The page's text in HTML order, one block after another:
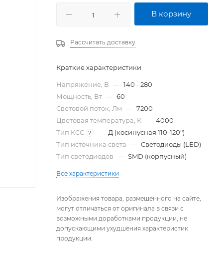
В корзину
Рассчитать доставку
Краткие характеристики
Напряжение, В — 140 - 280
Мощность, Вт — 60
Световой поток, Лм — 7200
Цветовая температура, К — 4000
Тип КСС ? — Д (косинусная 110-120°)
Тип источника света — Светодиоды (LED)
Тип светодиодов — SMD (корпусный)
Все характеристики
Изображения товара, размещенного на сайте,
могут отличаться от оригинала в связи с
возможными доработками продукции, не
допускающими ухудшения характеристик
продукции.